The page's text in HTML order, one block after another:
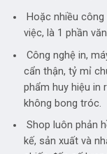
Hoặc nhiều
việc, là 1 phần
Công nghệ in,
cẩn thận, tỷ mỉ
phẩm huy hiệu in
không bong tróc.
Shop luôn phản
kế, sản xuất và